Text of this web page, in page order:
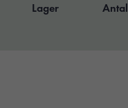
Lager Antal